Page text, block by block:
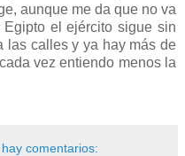
aunque me da que no va
el ejército sigue sin
las calles y ya hay más de
vez entiendo menos la
hay comentarios: